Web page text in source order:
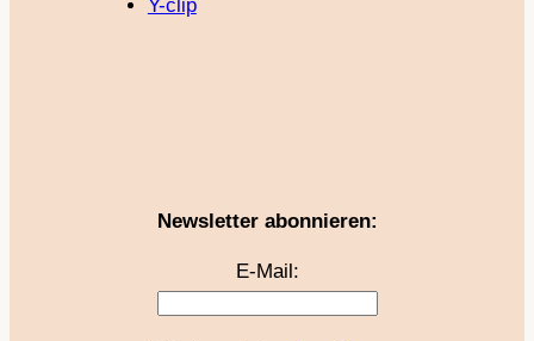
Y-clip
Newsletter abonnieren:
E-Mail: